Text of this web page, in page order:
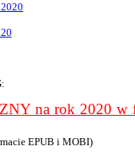
na rok 2020 w
EPUB i MOBI)